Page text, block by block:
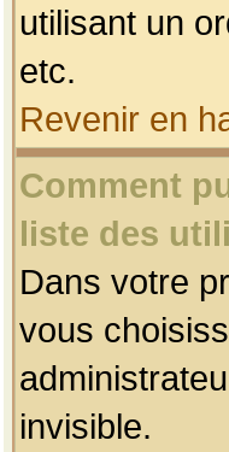
utilisant un
etc.
Revenir en
Comment
liste des
Dans votre
vous
invisible.